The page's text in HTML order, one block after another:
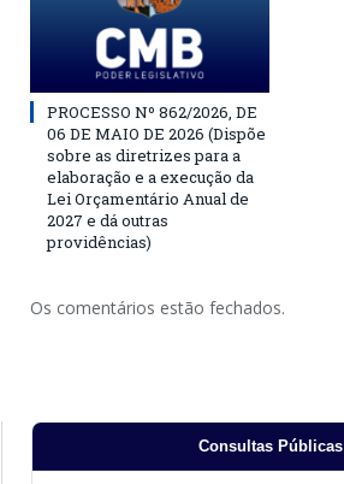
PROCESSO Nº 862/2026, DE
06 DE MAIO DE 2026 (Dispõe
sobre as diretrizes para a
elaboração e a execução da
Lei Orçamentário Anual de
2027 e dá outras
providências)
Os comentários estão fechados.
Consultas Públicas